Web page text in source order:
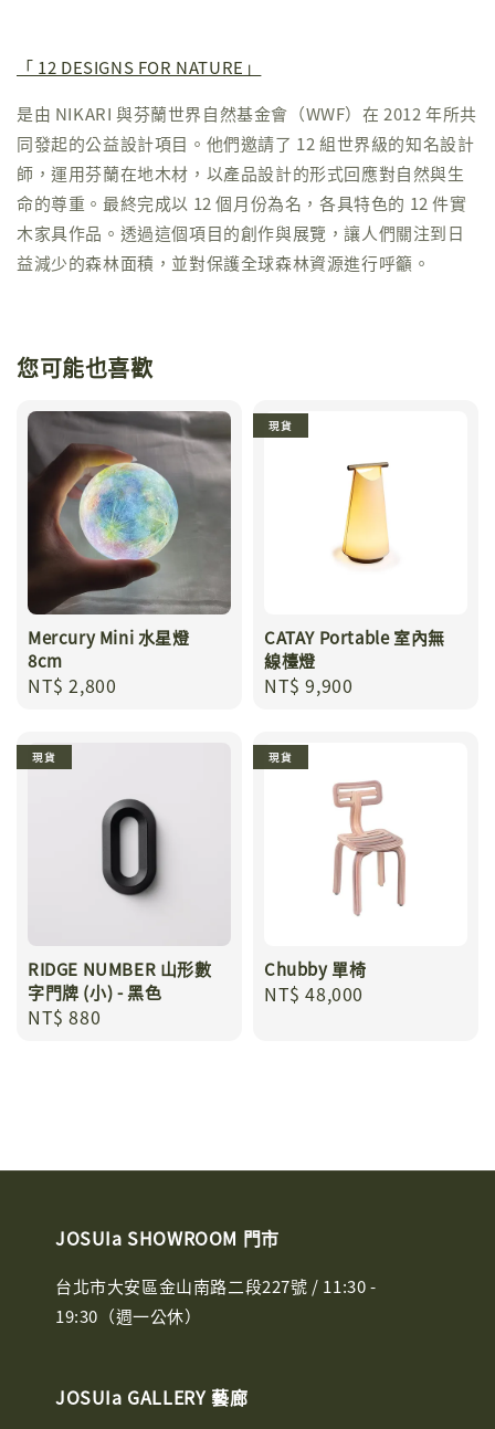
「 12 DESIGNS FOR NATURE」
是由 NIKARI 與芬蘭世界自然基金會（WWF）在 2012 年所共
同發起的公益設計項目。他們邀請了 12 組世界級的知名設計
師，運用芬蘭在地木材，以產品設計的形式回應對自然與生
命的尊重。最終完成以 12 個月份為名，各具特色的 12 件實
木家具作品。透過這個項目的創作與展覽，讓人們關注到日
益減少的森林面積，並對保護全球森林資源進行呼籲。
您可能也喜歡
Mercury Mini 水星燈
8cm
Regular
NT$ 2,800
現貨
CATAY Portable 室內無
線檯燈
Regular
NT$ 9,900
現貨
RIDGE NUMBER 山形數
字門牌 (小) - 黑色
Regular
NT$ 880
現貨
Chubby 單椅
Regular
NT$ 48,000
JOSUIa SHOWROOM 門市
台北市大安區金山南路二段227號 / 11:30 -
19:30（週一公休）
JOSUIa GALLERY 藝廊